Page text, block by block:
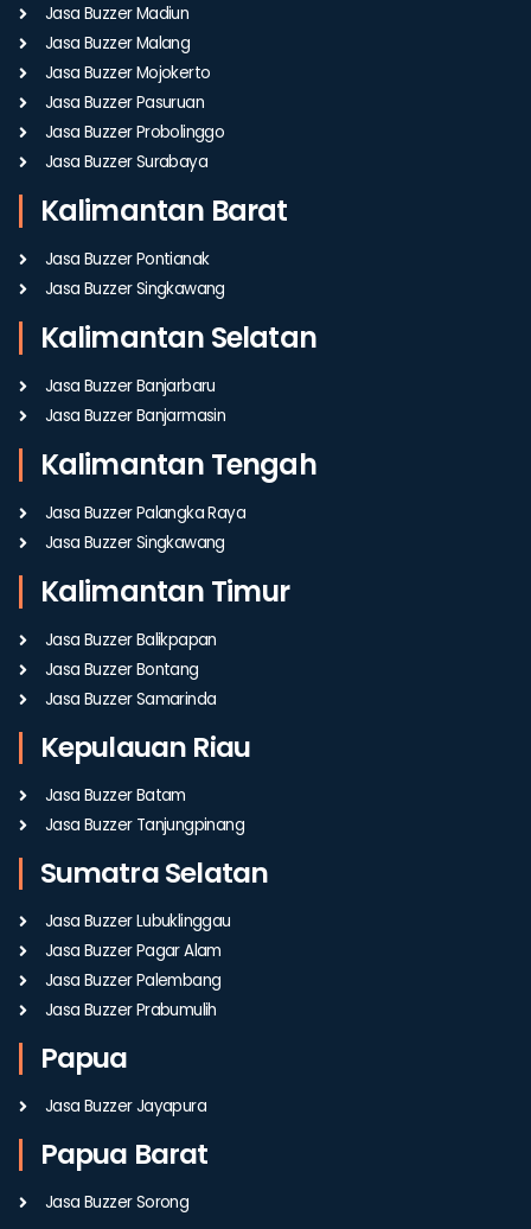
Jasa Buzzer Madiun
Jasa Buzzer Malang
Jasa Buzzer Mojokerto
Jasa Buzzer Pasuruan
Jasa Buzzer Probolinggo
Jasa Buzzer Surabaya
Kalimantan Barat
Jasa Buzzer Pontianak
Jasa Buzzer Singkawang
Kalimantan Selatan
Jasa Buzzer Banjarbaru
Jasa Buzzer Banjarmasin
Kalimantan Tengah
Jasa Buzzer Palangka Raya
Jasa Buzzer Singkawang
Kalimantan Timur
Jasa Buzzer Balikpapan
Jasa Buzzer Bontang
Jasa Buzzer Samarinda
Kepulauan Riau
Jasa Buzzer Batam
Jasa Buzzer Tanjungpinang
Sumatra Selatan
Jasa Buzzer Lubuklinggau
Jasa Buzzer Pagar Alam
Jasa Buzzer Palembang
Jasa Buzzer Prabumulih
Papua
Jasa Buzzer Jayapura
Papua Barat
Jasa Buzzer Sorong